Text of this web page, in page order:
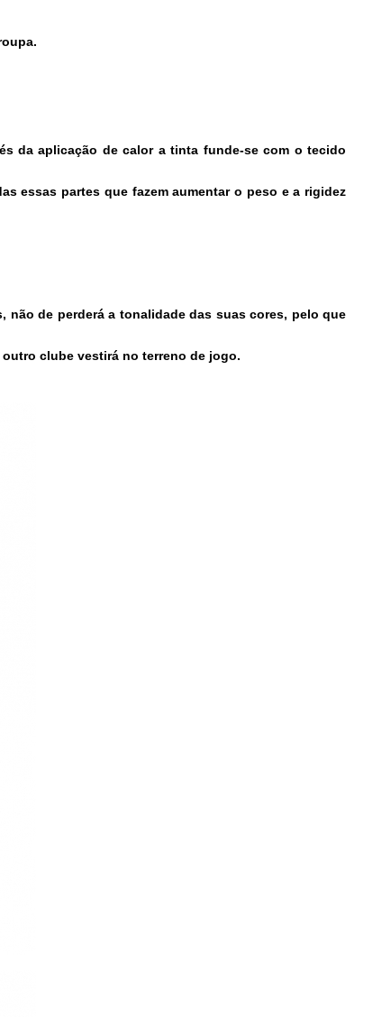
da aplicação de calor a tinta funde-se com o tecido
essas partes que fazem aumentar o peso e a rigidez
não de perderá a tonalidade das suas cores, pelo que
clube vestirá no terreno de jogo.